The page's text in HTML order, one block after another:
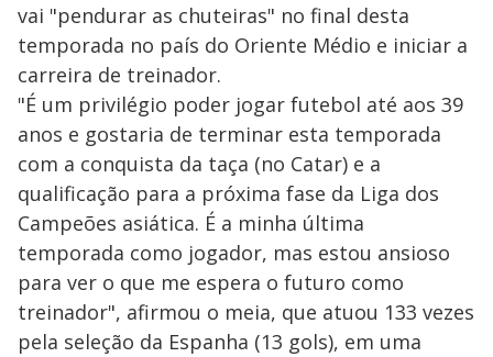
vai "pendurar as chuteiras" no final desta
temporada no país do Oriente Médio e iniciar a
carreira de treinador.
"É um privilégio poder jogar futebol até aos 39
anos e gostaria de terminar esta temporada
com a conquista da taça (no Catar) e a
qualificação para a próxima fase da Liga dos
Campeões asiática. É a minha última
temporada como jogador, mas estou ansioso
para ver o que me espera o futuro como
treinador", afirmou o meia, que atuou 133 vezes
pela seleção da Espanha (13 gols), em uma